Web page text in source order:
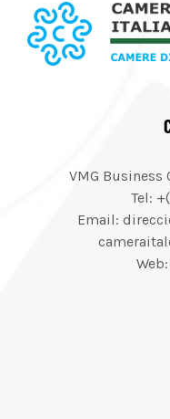
VMG Business
Tel:
Email: